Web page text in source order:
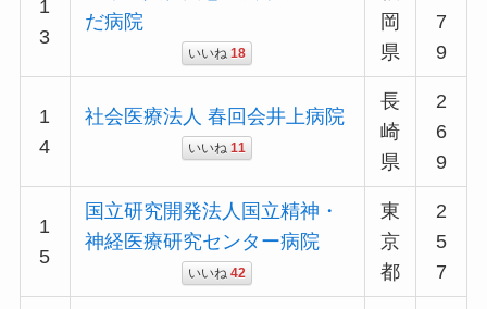
1
3
だ病院
いいね18
岡
県
7
9
1
4
社会医療法人 春回会井上病院
いいね11
長
崎
県
2
6
9
1
5
国立研究開発法人国立精神・
神経医療研究センター病院
いいね42
東
京
都
2
5
7